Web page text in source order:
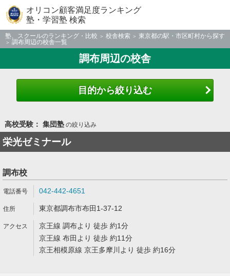
オリコン顧客満足度ランキング
塾・学習塾 検索
塾、スクールのランキング・比較 校舎検索
東京都の駅・市区町村から探す
調布周辺の校舎一覧
調布周辺の校舎
目的から絞り込む
高校受験： 集団塾の絞り込み
栄光ゼミナール
調布校
042-442-4651
東京都調布市布田1-37-12
京王線 調布より 徒歩 約1分
京王線 布田より 徒歩 約11分
京王相模原線 京王多摩川より 徒歩 約16分